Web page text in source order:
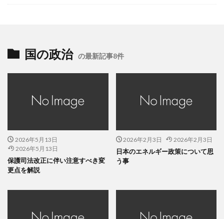
国の政治 の最新記事8件
2026年5月13日
2026年5月13日
保護司法改正に伴い注意すべき変
更点を解説
2026年2月3日 2026年2月3日
日本のエネルギー政策について思
う事